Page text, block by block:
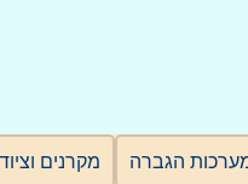
הגברה מקרנים